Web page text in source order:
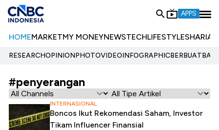
APPS
HOMEMARKETMY MONEYNEWSTECHLIFESTYLESHARIA
RESEARCHOPINIONPHOTOVIDEOINFOGRAPHIC
#penyerangan
INTERNASIONAL
Boncos Ikut Rekomendasi Saham, Investor
Tikam Influencer Finansial